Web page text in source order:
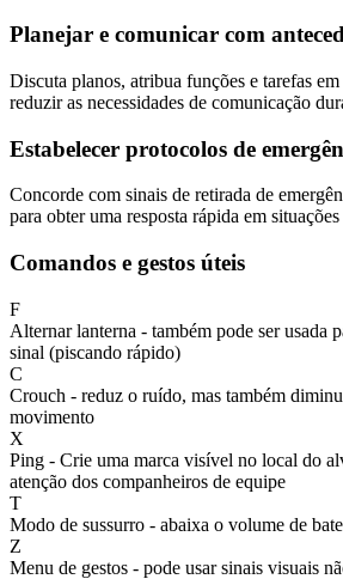
Planejar e comunicar com
Discuta planos, atribua funções e tarefas em
reduzir as necessidades de comunicação
Estabelecer protocolos de
Concorde com sinais de retirada de
para obter uma resposta rápida em
Comandos e gestos úteis
F
Alternar lanterna - também pode ser usada
sinal (piscando rápido)
C
Crouch - reduz o ruído, mas também
movimento
X
Ping - Crie uma marca visível no local do
atenção dos companheiros de equipe
T
Modo de sussurro - abaixa o volume de
Z
Menu de gestos - pode usar sinais visuais